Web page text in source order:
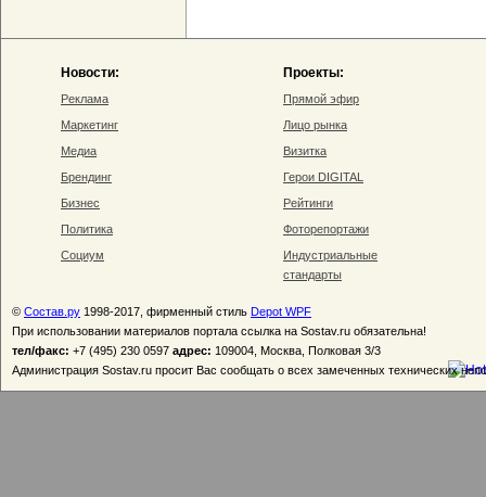
Новости:
Реклама
Маркетинг
Медиа
Брендинг
Бизнес
Политика
Социум
Проекты:
Прямой эфир
Лицо рынка
Визитка
Герои DIGITAL
Рейтинги
Фоторепортажи
Индустриальные
стандарты
© Состав.ру 1998-2017, фирменный стиль Depot WPF
При использовании материалов портала ссылка на Sostav.ru обязательна!
тел/факс: +7 (495) 230 0597 адрес: 109004, Москва, Полковая 3/3
Администрация Sostav.ru просит Вас сообщать о всех замеченных технических